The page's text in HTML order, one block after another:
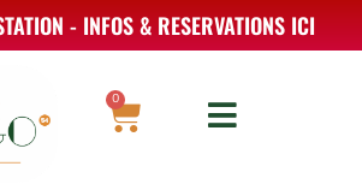
- INFOS & RESERVATIONS ICI
0
Panier